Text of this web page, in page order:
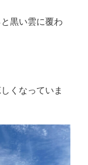
黒い雲に覆わ
くなっていま